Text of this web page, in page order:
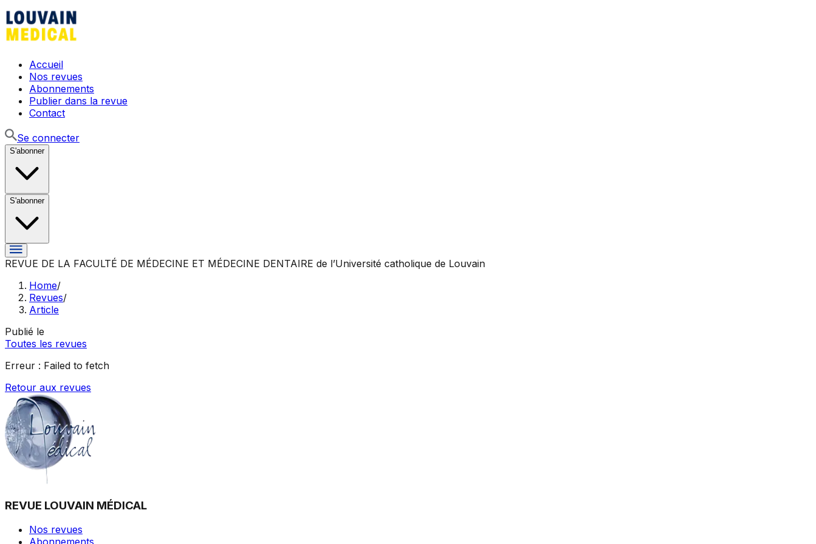
Accueil
Nos revues
Abonnements
Publier dans la revue
Contact
Se connecter
S'abonner
S'abonner
REVUE DE LA FACULTÉ DE MÉDECINE ET MÉDECINE DENTAIRE de l’Université catholique de Louvain
Home/
Revues/
Article
Publié le
Toutes les revues
Erreur : Failed to fetch
Retour aux revues
REVUE LOUVAIN MÉDICAL
Nos revues